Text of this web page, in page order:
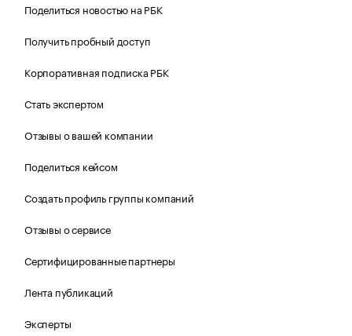
Поделиться новостью на РБК
Получить пробный доступ
Корпоративная подписка РБК
Стать экспертом
Отзывы о вашей компании
Поделиться кейсом
Создать профиль группы компаний
Отзывы о сервисе
Сертифицированные партнеры
Лента публикаций
Эксперты